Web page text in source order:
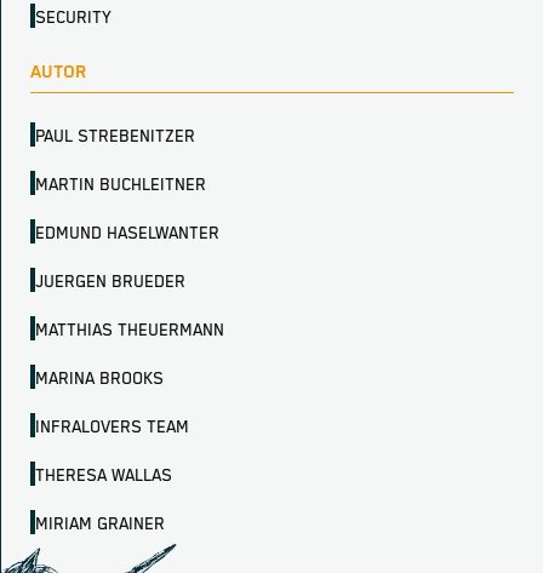
SECURITY
AUTOR
PAUL STREBENITZER
MARTIN BUCHLEITNER
EDMUND HASELWANTER
JUERGEN BRUEDER
MATTHIAS THEUERMANN
MARINA BROOKS
INFRALOVERS TEAM
THERESA WALLAS
MIRIAM GRAINER